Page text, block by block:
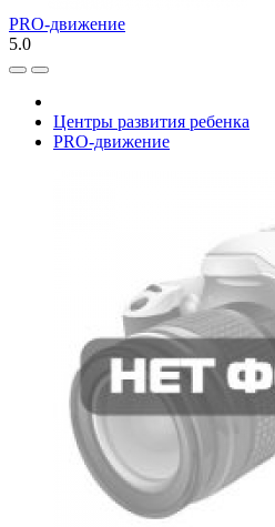
PRO-движение
5.0
Центры развития ребенка
PRO-движение